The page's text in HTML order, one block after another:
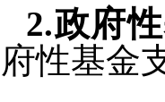
2.政府
府性基金